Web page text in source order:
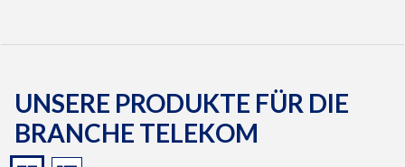
UNSERE PRODUKTE FÜR DIE
BRANCHE TELEKOM